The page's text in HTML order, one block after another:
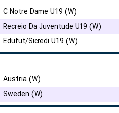
C Notre Dame U19 (W)
Recreio Da Juventude U19 (W)
Edufut/Sicredi U19 (W)
Austria (W)
Sweden (W)